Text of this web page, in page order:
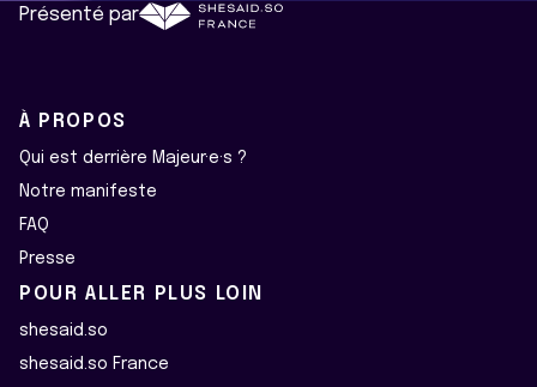
Présenté par
À PROPOS
Qui est derrière Majeur·e·s ?
Notre manifeste
FAQ
Presse
POUR ALLER PLUS LOIN
shesaid.so
shesaid.so France